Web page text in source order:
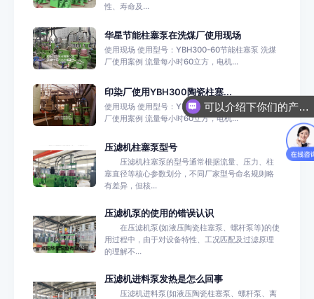
性、寿命及...
华星节能柱塞泵在洗煤厂使用现场
使用现场 使用型号：YBH300-60节能柱塞泵 洗煤
厂使用案例 流量每小时60立方，电机...
印染厂使用YBH300陶瓷柱塞...
使用现场 使用型号：YBH300-60陶瓷柱塞泵 印染
厂使用案例 流量每小时60立方，电机...
压滤机柱塞泵型号
压滤机柱塞泵的型号通常根据流量、压力、柱
塞直径等核心参数划分，不同厂家型号命名规则略
有差异，但核...
压滤机泵的使用的错误认识
在压滤机泵(如液压陶瓷柱塞泵、螺杆泵等)的使
用过程中，由于对设备特性、工况匹配及过滤原理
的理解不...
压滤机进料泵发热是怎么回事
压滤机进料泵(如液压陶瓷柱塞泵、螺杆泵、离
可以介绍下你们的产品么？